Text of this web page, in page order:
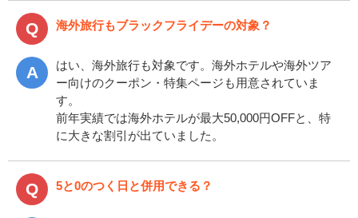
海外旅行もブラックフライデーの対象？
はい、海外旅行も対象です。海外ホテルや海外ツア
ー向けのクーポン・特集ページも用意されていま
す。
前年実績では海外ホテルが最大50,000円OFFと、特
に大きな割引が出ていました。
5と0のつく日と併用できる？